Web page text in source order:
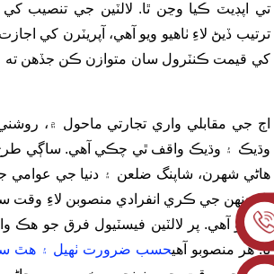
تي اپڊيٽ ڪيا وڃن ٿا. لالٽين جي تنصيب کي
ترتيب ڏيڻ لاءِ ٺاهيو ويو آهي، آپريٽرن کي
کي قيمت ڪنٽرول سان متوازن ڪن جڏهن ته
اڄ جي مقابلي واري تجارتي ماحول ۾،
وڌيڪ ۽ وڌيڪ واقف ٿي چڪي آهي. ساڳي طرح
هاڻي شهرن، شاپنگ ضلعن ۽ دنيا جي
ٿا، جنهن جي ڪري انفرادي منصوبن لاءِ وقت
ٿي پيو آهي. پر لالٽين فيسٽيول فرق جو هڪ
ٿا. هر منصوبو آهيحسب ضرورت ٺهيل ۽ هٿ